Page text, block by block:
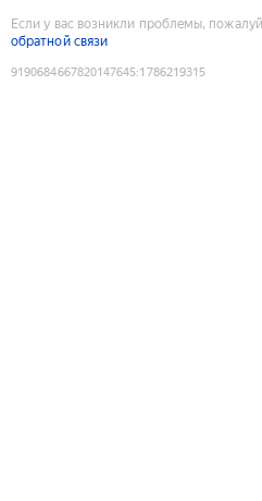
Если у вас возникли проблемы,
обратной связи
9190684667820147645:1786219315